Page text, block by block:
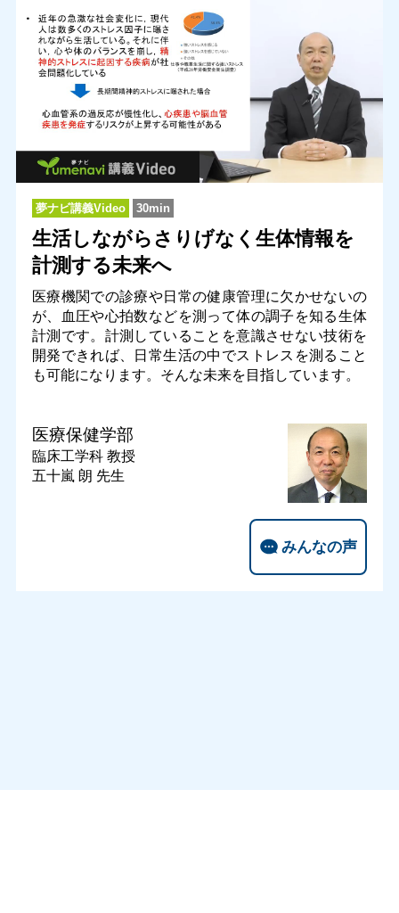
夢ナビ講義Video 30min
生活しながらさりげなく生体情報を
計測する未来へ
医療機関での診療や日常の健康管理に欠かせないの
が、血圧や心拍数などを測って体の調子を知る生体
計測です。計測していることを意識させない技術を
開発できれば、日常生活の中でストレスを測ること
も可能になります。そんな未来を目指しています。
医療保健学部
臨床工学科 教授
五十嵐 朗 先生
みんなの声